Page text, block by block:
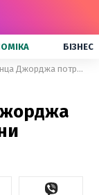
БІЗНЕС
На хрестини принца Джорджа потраплять не всі члени королівської родини